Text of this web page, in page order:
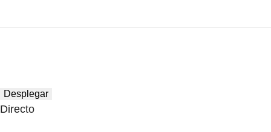
Desplegar
Directo